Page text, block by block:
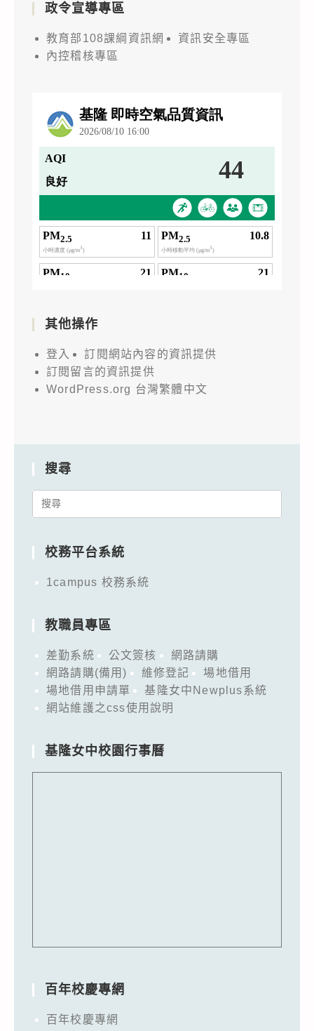
政令宣導專區
教育部108課綱資訊網
資訊安全專區
內控稽核專區
其他操作
登入
訂閱網站內容的資訊提供
訂閱留言的資訊提供
WordPress.org 台灣繁體中文
搜尋
Search
校務平台系統
1campus 校務系統
教職員專區
差勤系統 公文簽核
網路請購
網路請購(備用)
維修登記
場地借用
場地借用申請單
基隆女中Newplus系統
網站維護之css使用說明
基隆女中校園行事曆
百年校慶專網
百年校慶專網